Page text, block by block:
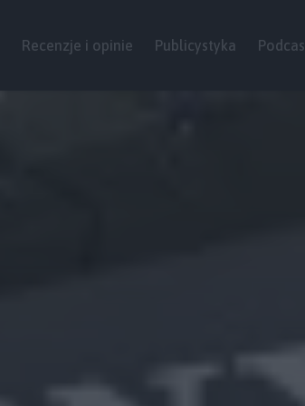
Recenzje i opinie Publicystyka